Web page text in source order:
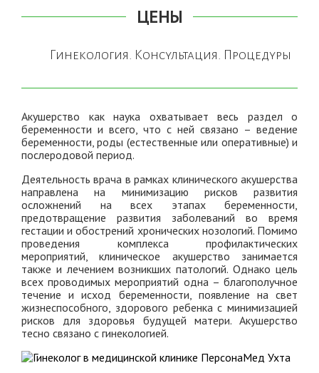
ЦЕНЫ
Гинекология. Консультация. Процедуры
Акушерство как наука охватывает весь раздел о
беременности и всего, что с ней связано – ведение
беременности, роды (естественные или оперативные) и
послеродовой период.
Деятельность врача в рамках клинического акушерства
направлена на минимизацию рисков развития
осложнений на всех этапах беременности,
предотвращение развития заболеваний во время
гестации и обострений хронических нозологий. Помимо
проведения комплекса профилактических
мероприятий, клиническое акушерство занимается
также и лечением возникших патологий. Однако цель
всех проводимых мероприятий одна – благополучное
течение и исход беременности, появление на свет
жизнеспособного, здорового ребенка с минимизацией
рисков для здоровья будущей матери. Акушерство
тесно связанo с гинекологией.